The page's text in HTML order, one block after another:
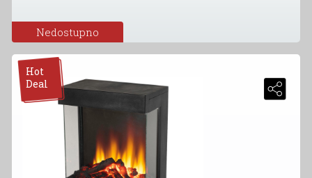
Nedostupno
Hot
Deal